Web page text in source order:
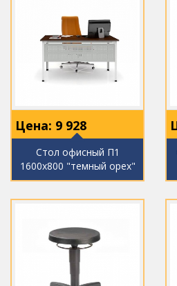
Цена: 9 928
Стол офисный П1
1600х800 "темный орех"